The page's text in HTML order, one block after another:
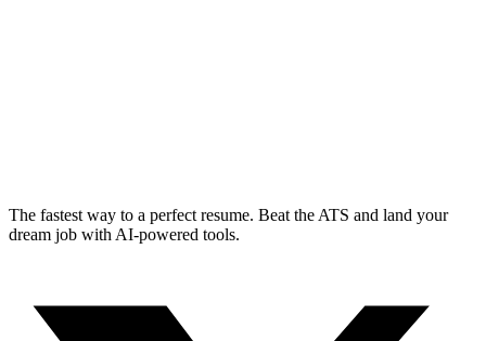
The fastest way to a perfect resume. Beat the ATS and land your
dream job with AI-powered tools.